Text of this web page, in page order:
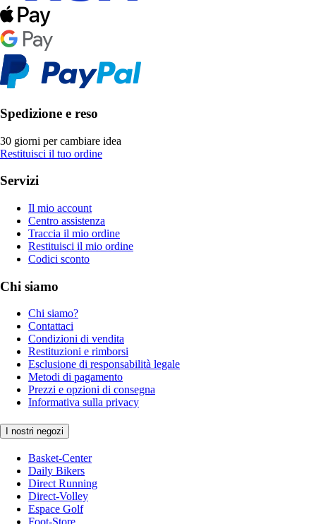
Spedizione e reso
30 giorni per cambiare idea
Restituisci il tuo ordine
Servizi
Il mio account
Centro assistenza
Traccia il mio ordine
Restituisci il mio ordine
Codici sconto
Chi siamo
Chi siamo?
Contattaci
Condizioni di vendita
Restituzioni e rimborsi
Esclusione di responsabilità legale
Metodi di pagamento
Prezzi e opzioni di consegna
Informativa sulla privacy
I nostri negozi
Basket-Center
Daily Bikers
Direct Running
Direct-Volley
Espace Golf
Foot-Store